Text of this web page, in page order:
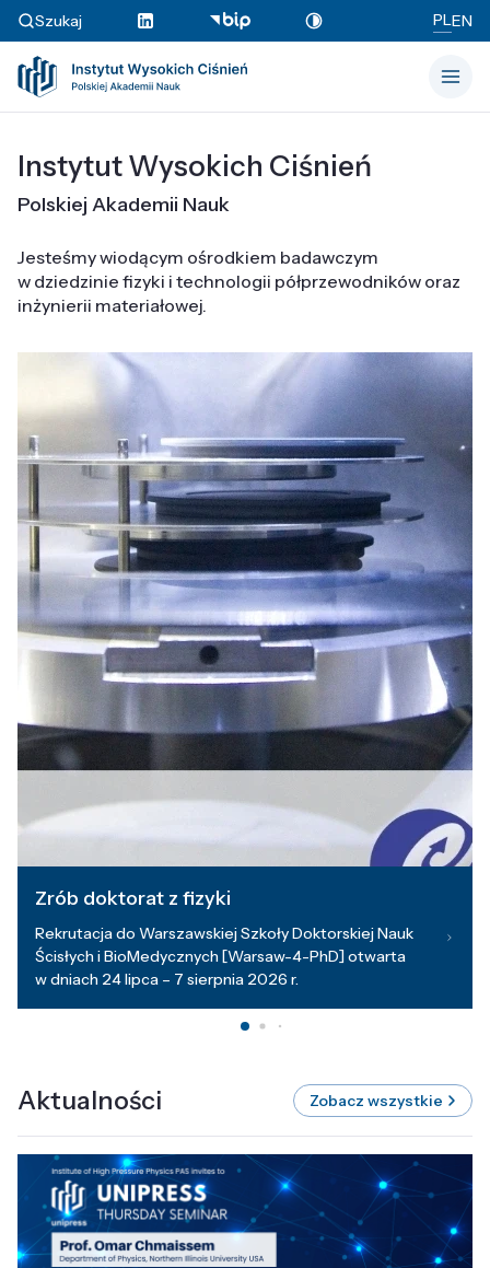
Szukaj PLEN
Instytut Wysokich Ciśnień
Polskiej Akademii Nauk
Jesteśmy wiodącym ośrodkiem badawczym
w dziedzinie fizyki i technologii półprzewodników oraz
inżynierii materiałowej.
Zrób doktorat z fizyki
Rekrutacja do Warszawskiej Szkoły Doktorskiej Nauk
Ścisłych i BioMedycznych [Warsaw-4-PhD] otwarta
w dniach 24 lipca – 7 sierpnia 2026 r.
Aktualności Zobacz wszystkie